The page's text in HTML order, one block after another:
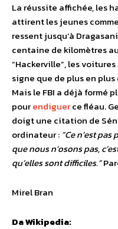
La réussite affichée, les
attirent les jeunes
ressent jusqu’à
centaine de kilomètres
“Hackerville”, les
signe que de plus en
Mais le FBI a déjà formé
pourendiguerce fléau.
doigt une citation de
ordinateur : “Ce n’est
que nous n’osons pas,
qu’elles sont difficiles.”
Mirel Bran
Da Wikipedia: